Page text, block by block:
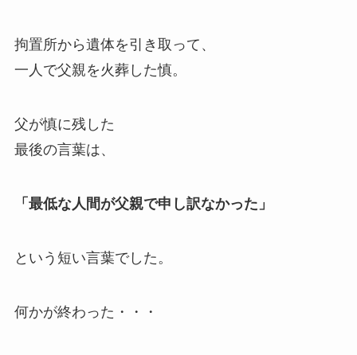
拘置所から遺体を引き取って、
一人で父親を火葬した慎。
父が慎に残した
最後の言葉は、
「最低な人間が父親で申し訳なかった」
という短い言葉でした。
何かが終わった・・・